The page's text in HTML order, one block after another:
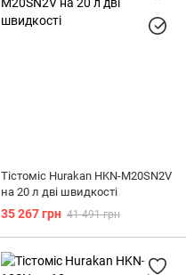
Тістоміс Hurakan HKN-M20SN2V
на 20 л дві швидкості
35 267 грн 41 491 грн